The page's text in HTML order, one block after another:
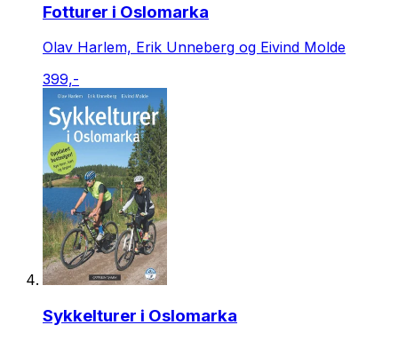
Fotturer i Oslomarka
Olav Harlem, Erik Unneberg og Eivind Molde
399,-
Sykkelturer i Oslomarka